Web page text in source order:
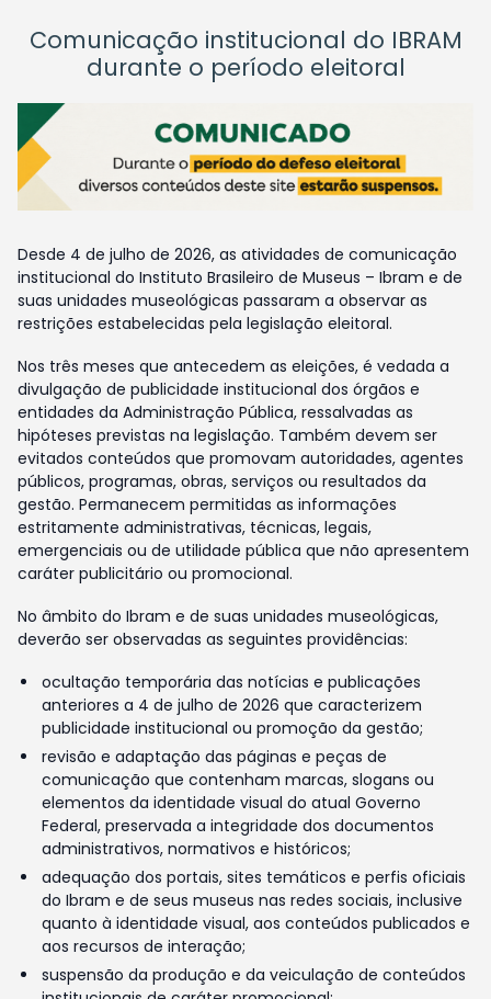
Comunicação institucional do IBRAM
durante o período eleitoral
Desde 4 de julho de 2026, as atividades de comunicação
institucional do Instituto Brasileiro de Museus – Ibram e de
suas unidades museológicas passaram a observar as
restrições estabelecidas pela legislação eleitoral.
Nos três meses que antecedem as eleições, é vedada a
divulgação de publicidade institucional dos órgãos e
entidades da Administração Pública, ressalvadas as
hipóteses previstas na legislação. Também devem ser
evitados conteúdos que promovam autoridades, agentes
públicos, programas, obras, serviços ou resultados da
gestão. Permanecem permitidas as informações
estritamente administrativas, técnicas, legais,
emergenciais ou de utilidade pública que não apresentem
caráter publicitário ou promocional.
No âmbito do Ibram e de suas unidades museológicas,
deverão ser observadas as seguintes providências:
ocultação temporária das notícias e publicações
anteriores a 4 de julho de 2026 que caracterizem
publicidade institucional ou promoção da gestão;
revisão e adaptação das páginas e peças de
comunicação que contenham marcas, slogans ou
elementos da identidade visual do atual Governo
Federal, preservada a integridade dos documentos
administrativos, normativos e históricos;
adequação dos portais, sites temáticos e perfis oficiais
do Ibram e de seus museus nas redes sociais, inclusive
quanto à identidade visual, aos conteúdos publicados e
aos recursos de interação;
suspensão da produção e da veiculação de conteúdos